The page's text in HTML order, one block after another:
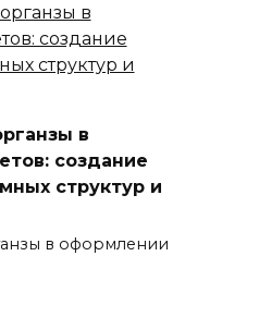
в
создание
структур и
в оформлении